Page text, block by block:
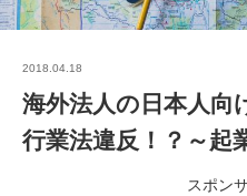
2018.04.18
海外法人の日本人向
行業法違反！？～起
スポン